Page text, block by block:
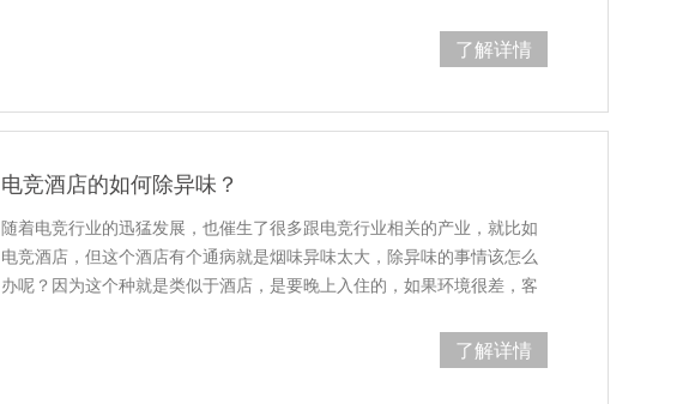
了解详情
电竞酒店的如何除异味？
随着电竞行业的迅猛发展，也催生了很多跟电竞行业相关的产业，就比如
电竞酒店，但这个酒店有个通病就是烟味异味太大，除异味的事情该怎么
办呢？因为这个种就是类似于酒店，是要晚上入住的，如果环境很差，客
了解详情